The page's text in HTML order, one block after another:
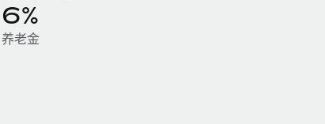
6%
养老金